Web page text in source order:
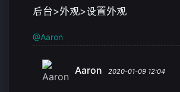
后台>外观>设置外观
@Aaron
Aaron 2020-01-09 12:04